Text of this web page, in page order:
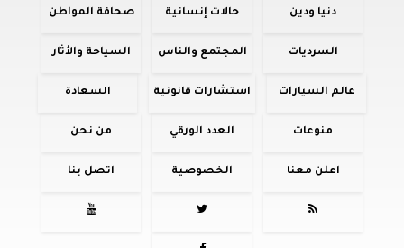
دنيا ودين حالات إنسانية صحافة المواطن
السرديات المجتمع والناس السياحة والأثار
عالم السيارات استشارات قانونية السعادة
منوعات العدد الورقي من نحن
اعلن معنا الخصوصية اتصل بنا


